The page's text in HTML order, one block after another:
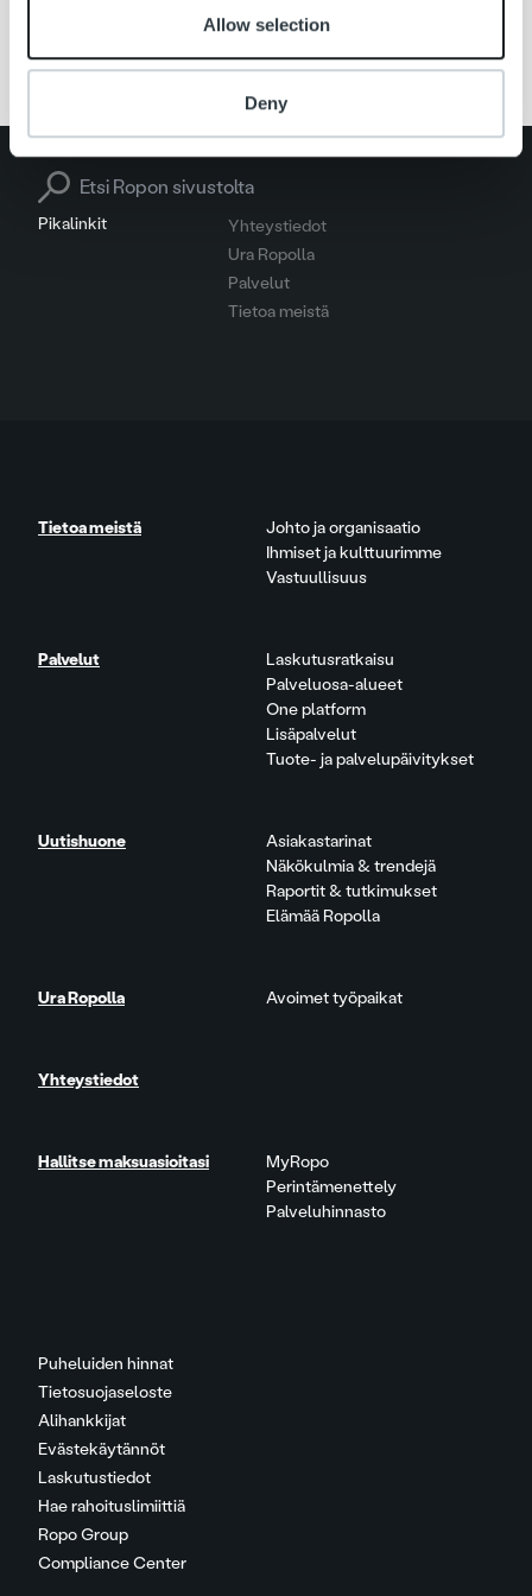
Allow selection
Deny
Pikalinkit
Yhteystiedot
Ura Ropolla
Palvelut
Tietoa meistä
Search for:
Puheluiden hinnat
Tietosuojaseloste
Alihankkijat
Evästekäytännöt
Laskutustiedot
Hae rahoituslimiittiä
Ropo Group
Compliance Center
Tietoa meistä
Johto ja organisaatio
Ihmiset ja kulttuurimme
Vastuullisuus
Palvelut
Laskutusratkaisu
Palveluosa-alueet
One platform
Lisäpalvelut
Tuote- ja palvelupäivitykset
Uutishuone
Asiakastarinat
Näkökulmia & trendejä
Raportit & tutkimukset
Elämää Ropolla
Ura Ropolla Avoimet työpaikat
Yhteystiedot
Hallitse maksuasioitasi
MyRopo
Perintämenettely
Palveluhinnasto